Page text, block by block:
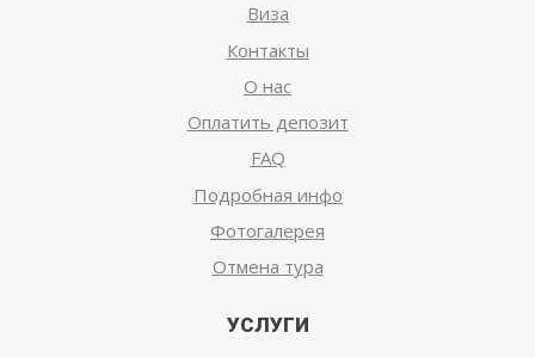
Виза
Контакты
О нас
Оплатить депозит
FAQ
Подробная инфо
Фотогалерея
Отмена тура
УСЛУГИ